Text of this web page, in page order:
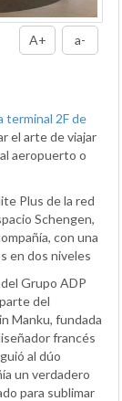
A+ a-
terminal 2F de
el arte de viajar
aeropuerto o
Plus de la red
Schengen,
con una
en dos niveles
Grupo ADP
del
Manku, fundada
francés
al dúo
un verdadero
para sublimar